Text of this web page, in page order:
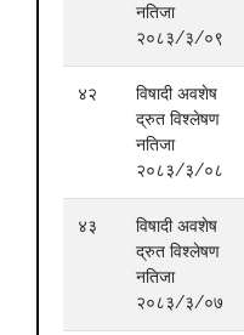
नतिजा
२०८३/३/०९
४२
विषादी अवशेष
द्रुत विश्लेषण
नतिजा
२०८३/३/०८
४३
विषादी अवशेष
द्रुत विश्लेषण
नतिजा
२०८३/३/०७